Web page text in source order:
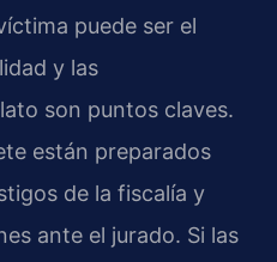
puede ser el
y las
son puntos claves.
están preparados
de la fiscalía y
ante el jurado. Si las